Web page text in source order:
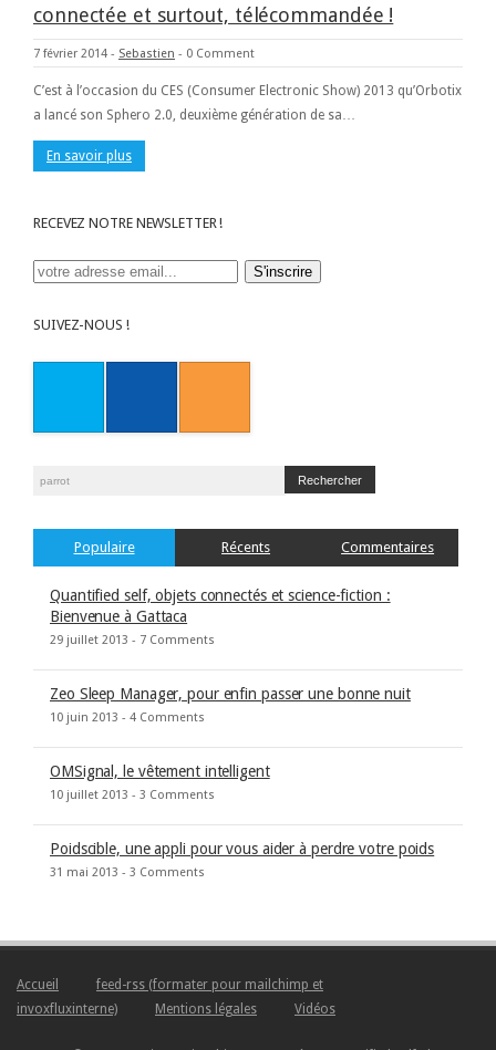
connectée et surtout, télécommandée !
7 février 2014 - Sebastien - 0 Comment
C’est à l’occasion du CES (Consumer Electronic Show) 2013 qu’Orbotix
a lancé son Sphero 2.0, deuxième génération de sa…
En savoir plus
RECEVEZ NOTRE NEWSLETTER !
SUIVEZ-NOUS !
Populaire Récents Commentaires
Quantified self, objets connectés et science-fiction :
Bienvenue à Gattaca
29 juillet 2013 - 7 Comments
Zeo Sleep Manager, pour enfin passer une bonne nuit
10 juin 2013 - 4 Comments
OMSignal, le vêtement intelligent
10 juillet 2013 - 3 Comments
Poidscible, une appli pour vous aider à perdre votre poids
31 mai 2013 - 3 Comments
Accueil
feed-rss (formater pour mailchimp et
invoxfluxinterne)
Mentions légales Vidéos